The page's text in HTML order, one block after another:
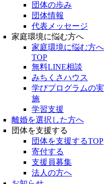
団体の歩み
団体情報
代表メッセージ
家庭環境に悩む方へ
家庭環境に悩む方へ
TOP
無料LINE相談
みちくさハウス
学びプログラムの実
施
学習支援
離婚を選択した方へ
団体を支援する
団体を支援するTOP
寄付する
支援員募集
法人の方へ